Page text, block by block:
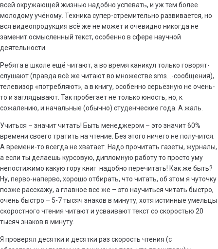
всей окружающей жизнью надобно успевать, и уж тем более
молодому учёному. Техника супер-стремительно развивается, но
вся видеопродукция всё же не может и очевидно никогда не
заменит осмысленный текст, особенно в сфере научной
деятельности.
Ребята в школе ещё читают, а во время каникул только говорят-
слушают (правда всё же читают во множестве sms…-сообщения),
телевизор «потребляют», а в книгу, особенно серьёзную не очень-
то и заглядывают. Так пробегает не только юность, но, к
сожалению, и начальные (обычно) студенческие года. А жаль.
Учиться – значит читать! Быть менеджером – это значит 60%
времени своего тратить на чтение. Без этого ничего не получится.
А времени-то всегда не хватает. Надо прочитать газеты, журналы,
а если ты делаешь курсовую, дипломную работу то просто уму
непостижимо какую гору книг надобно перечитать! Как же быть?
Ну, перво-наперво, хорошо отбирать, что читать, об этом я чуточку
позже расскажу, а главное всё же – это научиться читать быстро,
очень быстро – 5-7 тысяч знаков в минуту, хотя истинные умельцы
скоростного чтения читают и усваивают текст со скоростью 20
тысяч знаков в минуту.
Я проверял десятки и десятки раз скорость чтения (с